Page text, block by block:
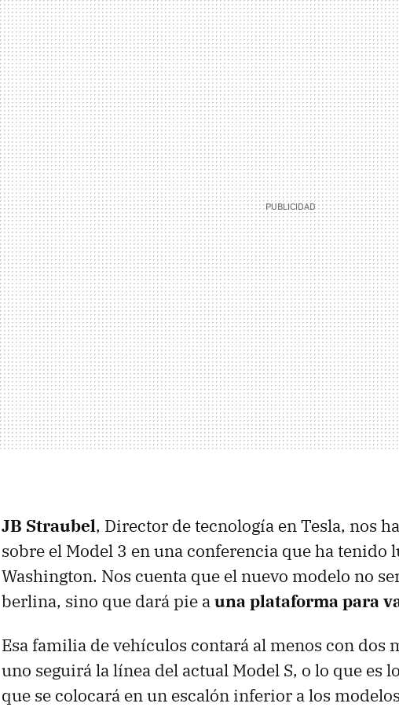
JB Straubel, Director de tecnología en Tesla, nos
sobre el Model 3 en una conferencia que ha tenido
Washington. Nos cuenta que el nuevo modelo no
berlina, sino que dará pie auna plataforma para
Esa familia de vehículos contará al menos con dos
uno seguirá la línea del actual Model S, o lo que es
que se colocará en un escalón inferior a los